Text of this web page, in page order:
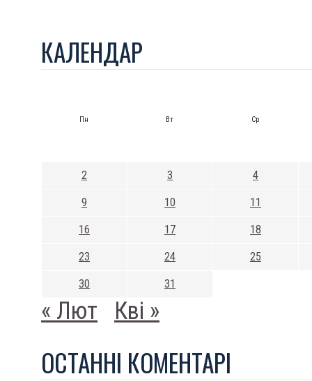
КАЛЕНДАР
Пн Вт Ср
2 3 4
9 10 11
16 17 18
23 24 25
30 31
« Лют Кві »
ОСТАННI КОМЕНТАРI